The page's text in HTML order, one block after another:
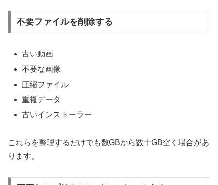
不要ファイルを削除する
古い動画
不要な画像
圧縮ファイル
重複データ
古いインストーラー
これらを整理するだけでも数GBから数十GB空く場合があ
ります。